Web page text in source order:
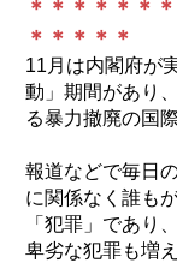
＊＊＊＊＊＊
＊＊＊＊＊
11月は内閣府が
動」期間があり
る暴力撤廃の国
報道などで毎日
に関係なく誰も
「犯罪」であり
卑劣な犯罪も増